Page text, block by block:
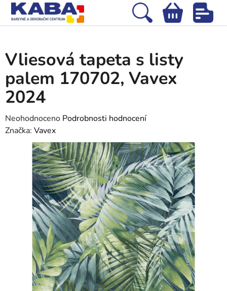
Přejít
obsah
Hledat
NÁKUPNÍ
Vliesová tapeta s listy
palem 170702, Vavex
2024
Průměrné
hodnocení
produktu
hvězdiček.
Neohodnoceno Podrobnosti hodnocení
Značka: Vavex